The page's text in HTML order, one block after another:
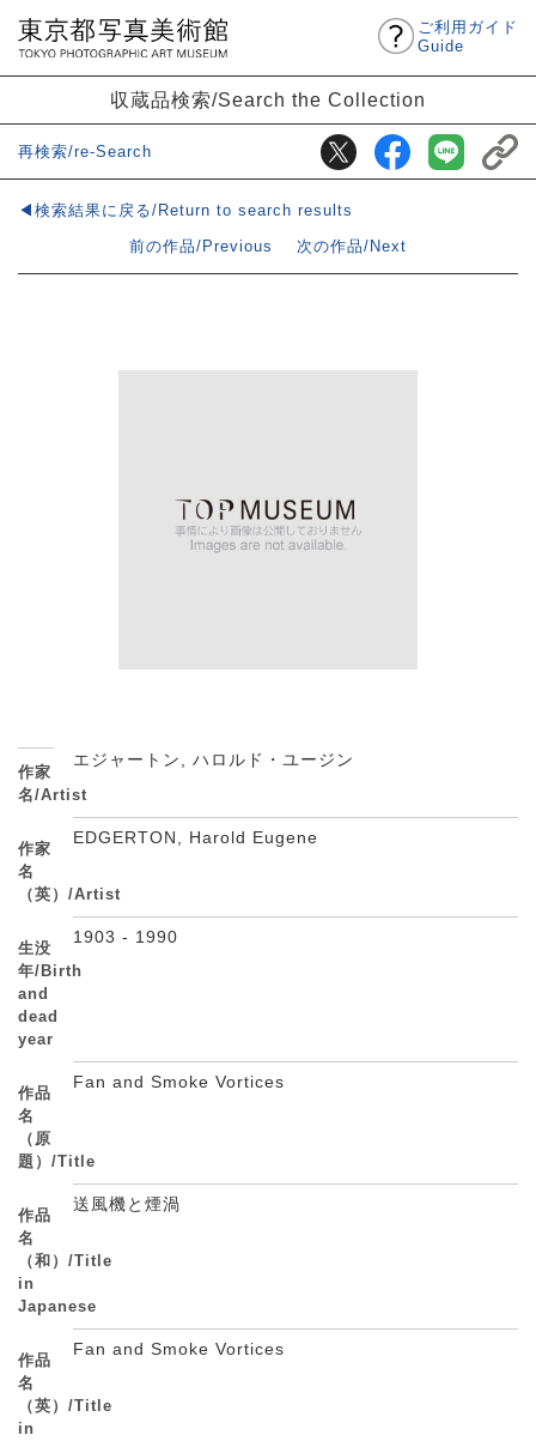
ご利用ガイド
Guide
収蔵品検索/Search the Collection
再検索/re-Search
◀検索結果に戻る/Return to search results
前の作品/Previous
次の作品/Next
作家
名/Artist
エジャートン, ハロルド・ユージン
作家
名
（英）/Artist
EDGERTON, Harold Eugene
生没
年/Birth
and
dead
year
1903 - 1990
作品
名
（原
題）/Title
Fan and Smoke Vortices
作品
名
（和）/Title
in
Japanese
送風機と煙渦
作品
名
（英）/Title
in
Fan and Smoke Vortices